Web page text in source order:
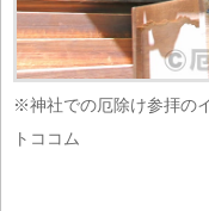
※神社での厄除け参拝の
トココム